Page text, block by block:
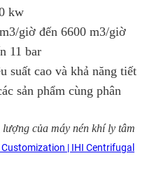
kw
giờ đến 6600 m3/giờ
11 bar
suất cao và khả năng tiết
sản phẩm cùng phân
của máy nén khí ly tâm
| IHI Centrifugal